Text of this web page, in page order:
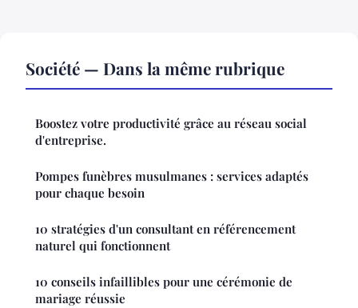
Société — Dans la même rubrique
Boostez votre productivité grâce au réseau social
d'entreprise.
Pompes funèbres musulmanes : services adaptés
pour chaque besoin
10 stratégies d'un consultant en référencement
naturel qui fonctionnent
10 conseils infaillibles pour une cérémonie de
mariage réussie